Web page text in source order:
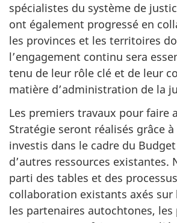
spécialistes du système de
ont également progressé en
les provinces et les territoires
l’engagement continu sera
tenu de leur rôle clé et de leur
matière d’administration de la
Les premiers travaux pour faire
Stratégie seront réalisés grâce
investis dans le cadre du
d’autres ressources existantes.
parti des tables et des
collaboration existants axés sur
les partenaires autochtones, les